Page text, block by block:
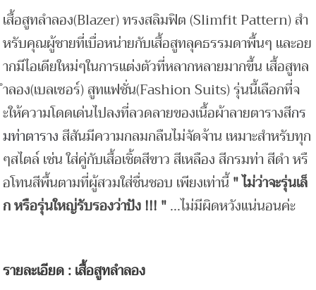
เสื้อสูทลำลอง(Blazer) ทรงสลิมฟิต (Slimfit Pattern) สำ
หรับคุณผู้ชายที่เบื่อหน่ายกับเสื้อสูทลุคธรรมดาพื้นๆ และอย
ากมีไอเดียใหม่ๆในการแต่งตัวที่หลากหลายมากขึ้น เสื้อสูทล
ำลอง(เบลเซอร์) สูทแฟชั่น(Fashion Suits) รุ่นนี้เลือกที่จ
ะให้ความโดดเด่นไปลงที่ลวดลายของเนื้อผ้าลายตารางสีกร
มท่าตาราง สีสันมีความกลมกลืนไม่จัดจ้าน เหมาะสำหรับทุก
ๆสไตล์ เช่น ใส่คู่กับเสื้อเชิ้ตสีขาว สีเหลือง สีกรมท่า สีดำ หรื
อโทนสีพื้นตามที่ผู้สวมใส่ชื่นชอบ เพียงเท่านี้" ไม่ว่าจะรุ่นเล็
ก หรือรุ่นใหญ่รับรองว่าปัง !!! "...ไม่มีผิดหวังแน่นอนค่ะ
รายละเอียด : เสื้อสูทลำลอง